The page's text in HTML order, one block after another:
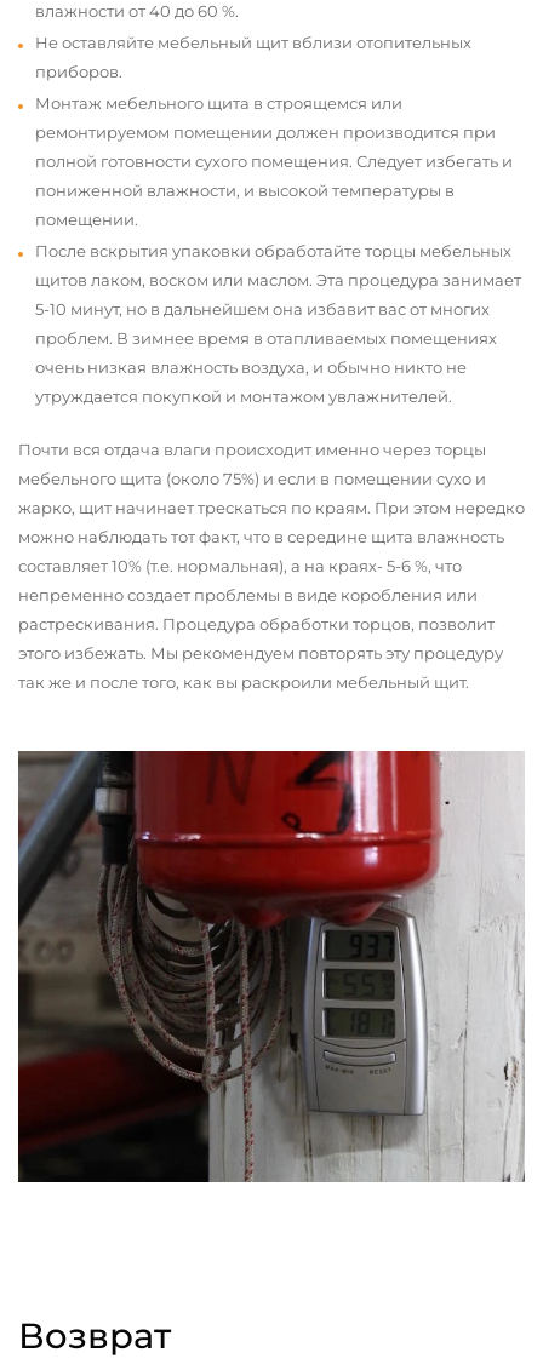
влажности от 40 до 60 %.
Не оставляйте мебельный щит вблизи отопительных
приборов.
Монтаж мебельного щита в строящемся или
ремонтируемом помещении должен производится при
полной готовности сухого помещения. Следует избегать и
пониженной влажности, и высокой температуры в
помещении.
После вскрытия упаковки обработайте торцы мебельных
щитов лаком, воском или маслом. Эта процедура занимает
5-10 минут, но в дальнейшем она избавит вас от многих
проблем. В зимнее время в отапливаемых помещениях
очень низкая влажность воздуха, и обычно никто не
утруждается покупкой и монтажом увлажнителей.
Почти вся отдача влаги происходит именно через торцы
мебельного щита (около 75%) и если в помещении сухо и
жарко, щит начинает трескаться по краям. При этом нередко
можно наблюдать тот факт, что в середине щита влажность
составляет 10% (т.е. нормальная), а на краях- 5-6 %, что
непременно создает проблемы в виде коробления или
растрескивания. Процедура обработки торцов, позволит
этого избежать. Мы рекомендуем повторять эту процедуру
так же и после того, как вы раскроили мебельный щит.
Возврат